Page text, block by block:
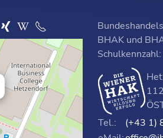
BHAK und
Tel.:
(+43 1)